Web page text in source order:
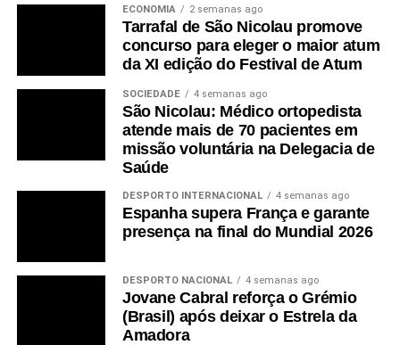
ECONOMIA 2 semanas ago
Tarrafal de São Nicolau promove
concurso para eleger o maior atum
da XI edição do Festival de Atum
SOCIEDADE 4 semanas ago
São Nicolau: Médico ortopedista
atende mais de 70 pacientes em
missão voluntária na Delegacia de
Saúde
DESPORTO INTERNACIONAL 4 semanas ago
Espanha supera França e garante
presença na final do Mundial 2026
DESPORTO NACIONAL 4 semanas ago
Jovane Cabral reforça o Grémio
(Brasil) após deixar o Estrela da
Amadora